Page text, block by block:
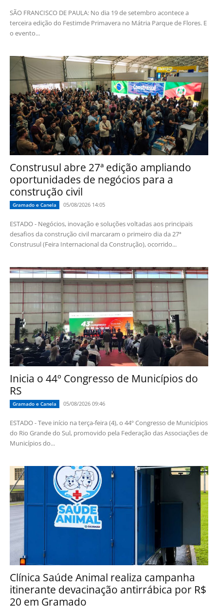
SÃO FRANCISCO DE PAULA: No dia 19 de setembro acontece a
terceira edição do Festimde Primavera no Mátria Parque de Flores. E
o evento...
Construsul abre 27ª edição ampliando
oportunidades de negócios para a
construção civil
Gramado e Canela 05/08/2026 14:05
ESTADO - Negócios, inovação e soluções voltadas aos principais
desafios da construção civil marcaram o primeiro dia da 27ª
Construsul (Feira Internacional da Construção), ocorrido...
Inicia o 44º Congresso de Municípios do
RS
Gramado e Canela 05/08/2026 09:46
ESTADO - Teve início na terça-feira (4), o 44º Congresso de Municípios
do Rio Grande do Sul, promovido pela Federação das Associações de
Municípios do...
Clínica Saúde Animal realiza campanha
itinerante devacinação antirrábica por R$
20 em Gramado